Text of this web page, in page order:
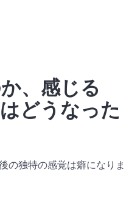
、感じる
どうなった
の独特の感覚は癖になりま